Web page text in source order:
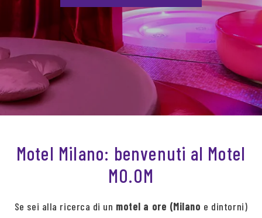
Motel Milano: benvenuti al Motel
MO.OM
Se sei alla ricerca di un motel a ore (Milano e dintorni)